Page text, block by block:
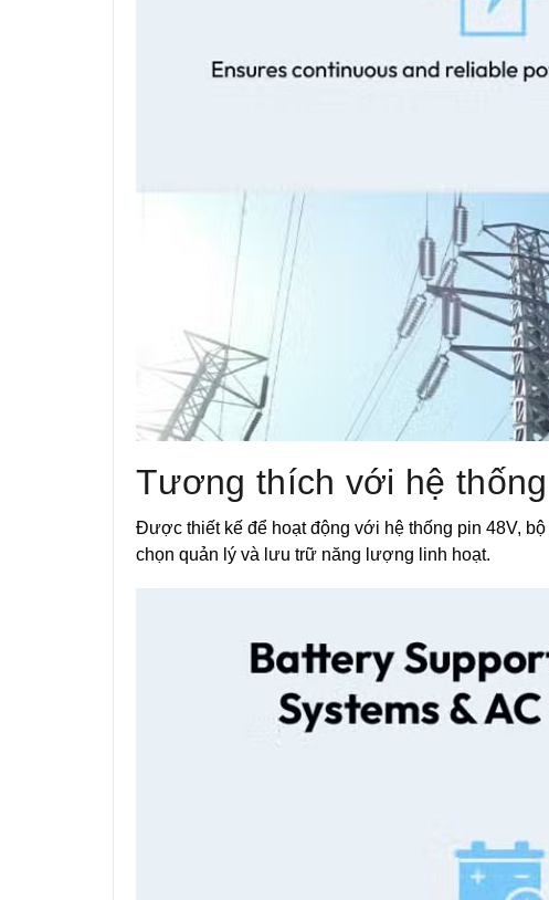
Tương thích với hệ
Được thiết kế để hoạt động với hệ thống pin 48V,
chọn quản lý và lưu trữ năng lượng linh hoạt.